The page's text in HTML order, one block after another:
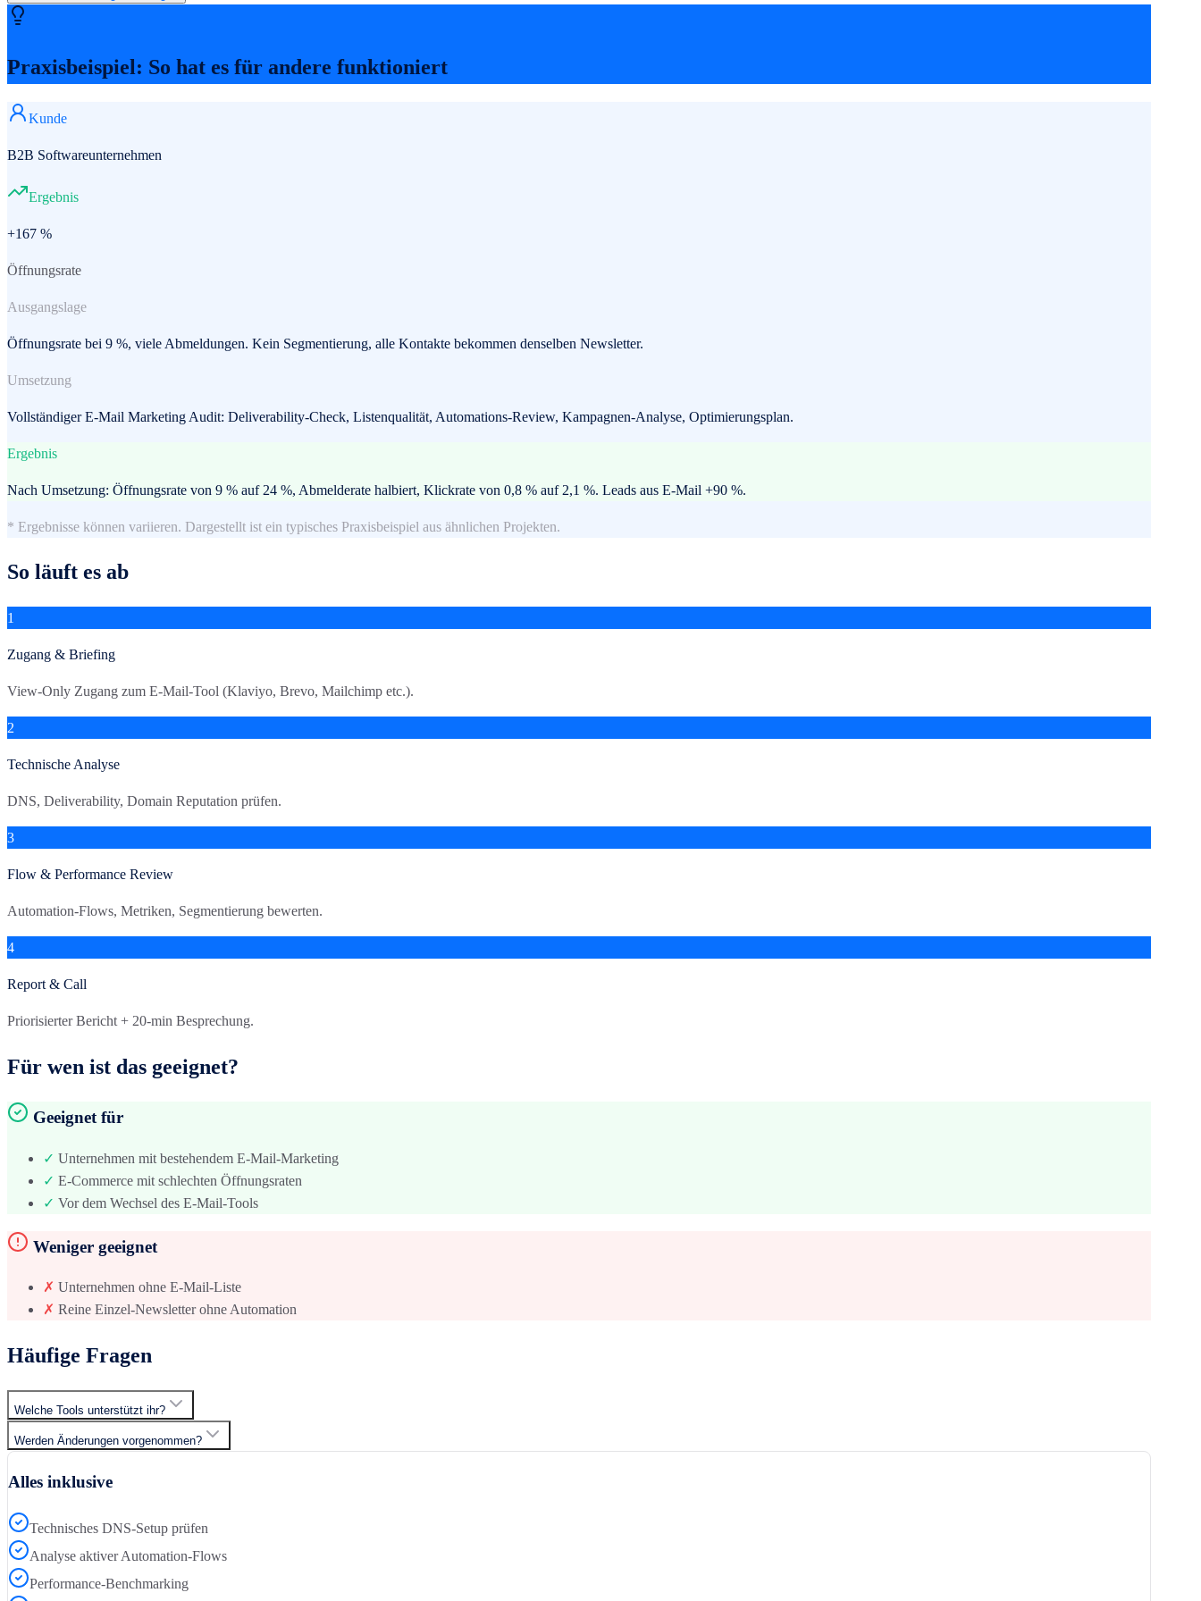
Praxisbeispiel: So hat es für andere funktioniert
Kunde
B2B Softwareunternehmen
Ergebnis
+167 %
Öffnungsrate
Ausgangslage
Öffnungsrate bei 9 %, viele Abmeldungen. Kein Segmentierung, alle Kontakte bekommen denselben Newsletter.
Umsetzung
Vollständiger E-Mail Marketing Audit: Deliverability-Check, Listenqualität, Automations-Review, Kampagnen-Analyse, Optimierungsplan.
Ergebnis
Nach Umsetzung: Öffnungsrate von 9 % auf 24 %, Abmelderate halbiert, Klickrate von 0,8 % auf 2,1 %. Leads aus E-Mail +90 %.
* Ergebnisse können variieren. Dargestellt ist ein typisches Praxisbeispiel aus ähnlichen Projekten.
So läuft es ab
1
Zugang & Briefing
View-Only Zugang zum E-Mail-Tool (Klaviyo, Brevo, Mailchimp etc.).
2
Technische Analyse
DNS, Deliverability, Domain Reputation prüfen.
3
Flow & Performance Review
Automation-Flows, Metriken, Segmentierung bewerten.
4
Report & Call
Priorisierter Bericht + 20-min Besprechung.
Für wen ist das geeignet?
Geeignet für
✓ Unternehmen mit bestehendem E-Mail-Marketing
✓ E-Commerce mit schlechten Öffnungsraten
✓ Vor dem Wechsel des E-Mail-Tools
Weniger geeignet
✗ Unternehmen ohne E-Mail-Liste
✗ Reine Einzel-Newsletter ohne Automation
Häufige Fragen
Welche Tools unterstützt ihr?
Werden Änderungen vorgenommen?
Alles inklusive
Technisches DNS-Setup prüfen
Analyse aktiver Automation-Flows
Performance-Benchmarking